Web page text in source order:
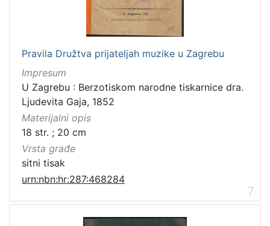
Pravila Družtva prijateljah muzike u Zagrebu
Impresum
U Zagrebu : Berzotiskom narodne tiskarnice dra.
Ljudevita Gaja, 1852
Materijalni opis
18 str. ; 20 cm
Vrsta građe
sitni tisak
urn:nbn:hr:287:468284
7